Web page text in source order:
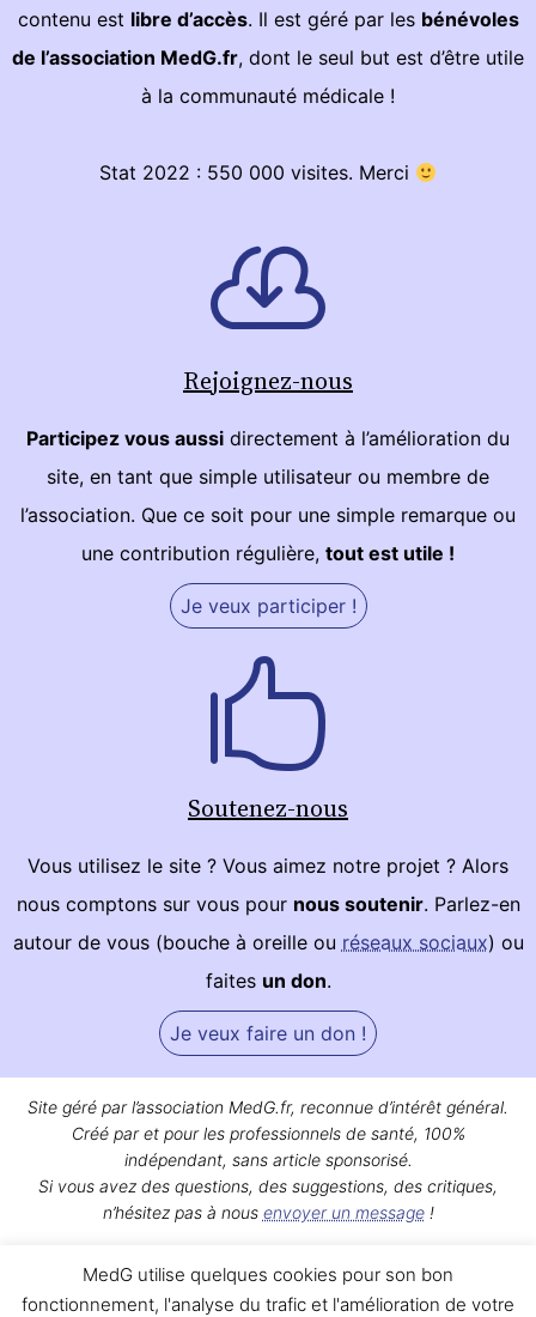
contenu est libre d’accès. Il est géré par les bénévoles
de l’association MedG.fr, dont le seul but est d’être utile
à la communauté médicale !
Stat 2022 : 550 000 visites. Merci
Rejoignez-nous
Participez vous aussi directement à l’amélioration du
site, en tant que simple utilisateur ou membre de
l’association. Que ce soit pour une simple remarque ou
une contribution régulière, tout est utile !
Je veux participer !
Soutenez-nous
Vous utilisez le site ? Vous aimez notre projet ? Alors
nous comptons sur vous pour nous soutenir. Parlez-en
autour de vous (bouche à oreille ou réseaux sociaux) ou
faites un don.
Je veux faire un don !
Site géré par l’association MedG.fr, reconnue d’intérêt général.
Créé par et pour les professionnels de santé, 100%
indépendant, sans article sponsorisé.
Si vous avez des questions, des suggestions, des critiques,
n’hésitez pas à nous envoyer un message!
Qui sommes-nous ?|Mentions légales|Contact
MedG utilise quelques cookies pour son bon
fonctionnement, l'analyse du trafic et l'amélioration de votre